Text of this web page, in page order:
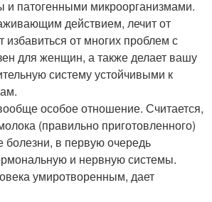
патогенными микроорганизмами.
действием, лечит от
избавиться от многих проблем с
для женщин, а также делает вашу
систему устойчивыми к
особое отношение. Считается,
(правильно приготовленного)
болезни, в первую очередь
и нервную системы.
умиротворенным, дает